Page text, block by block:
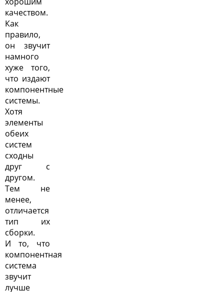
качеством.
Как
правило,
он звучит
намного
хуже того,
что издают
компонентные
системы.
Хотя
элементы
обеих
систем
сходны
друг с
другом.
Тем не
менее,
отличается
тип их
сборки.
И то, что
компонентная
система
звучит
лучше